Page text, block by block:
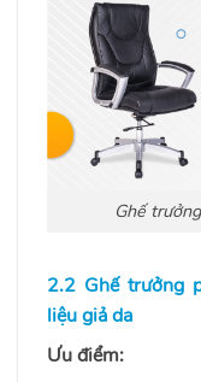
Ghế
2.2 Ghế trưởng
liệu giả da
Ưu điểm: